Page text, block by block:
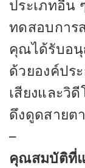
ประเภทอื่น
ทดสอบการ
คุณได้รับอ
ด้วยองค์ปร
เสียงและวิ
ดึงดูดสายต
–
คุณสมบัติที่